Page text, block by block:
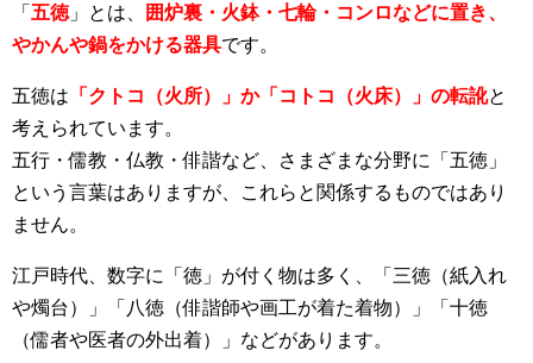
「 五徳」とは、
囲炉裏・火鉢・七輪・コンロなどに置き、
やかんや鍋をかける器具です。
五徳は 「クトコ（火所）」か「コトコ（火床）」の転訛と
考えられています。
五行・儒教・仏教・俳諧など、さまざまな分野に「五徳」
という言葉はありますが、これらと関係するものではあり
ません。
江戸時代、数字に「徳」が付く物は多く、「三徳（紙入れ
や燭台）」「八徳（俳諧師や画工が着た着物）」「十徳
（儒者や医者の外出着）」などがあります。